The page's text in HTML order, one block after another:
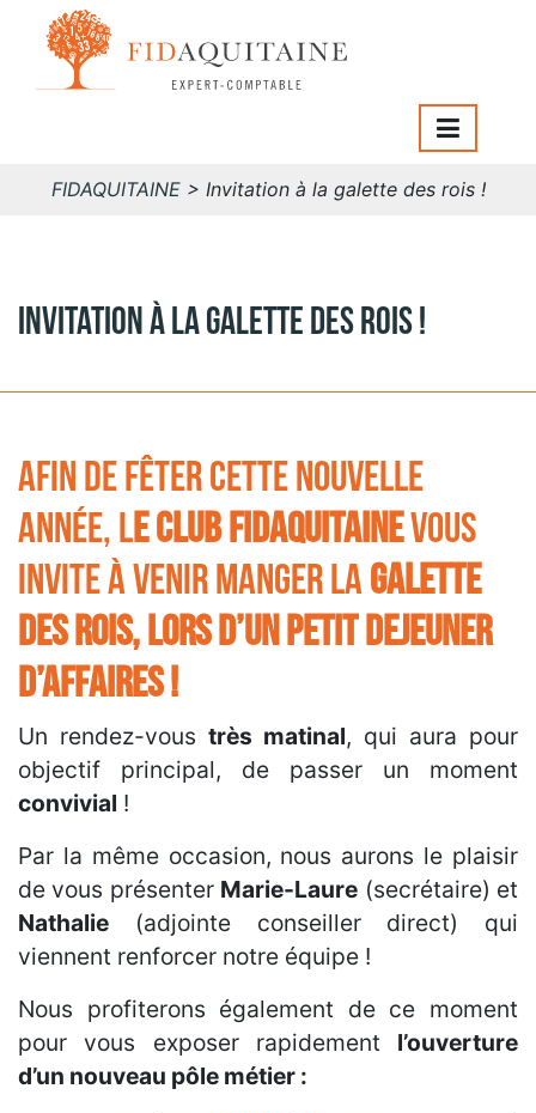
Un service Marketing sur mesure à destination des clients
!!! Le rendez-vous est fixé ! mercredi 6 janvier, de 7h30 à">
Un service Marketing sur mesure à destination des clients
!!! Le rendez-vous est fixé ! mercredi 6 janvier, de 7h30 à">
FIDAQUITAINE> Invitation à la galette des rois !
Invitation à la galette des rois !
Afin de fêter cette nouvelle
année, le club Fidaquitainevous
invite à venir manger lagalette
des Rois, lors d’un petit dejeuner
d’affaireS !
Un rendez-vous très matinal, qui aura pour
objectif principal, de passer un moment
convivial !
Par la même occasion, nous aurons le plaisir
de vous présenter Marie-Laure (secrétaire) et
Nathalie (adjointe conseiller direct) qui
viennent renforcer notre équipe !
Nous profiterons également de ce moment
pour vous exposer rapidement l’ouverture
d’un nouveau pôle métier :